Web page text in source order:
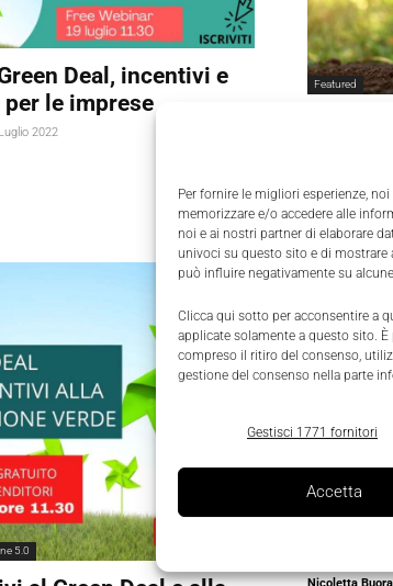
Per fornire le migliori esperienze,
memorizzare e/o accedere alle
noi e ai nostri partner di elaborare
univoci su questo sito e di
può influire negativamente su
Clicca qui sotto per acconsentire a
applicate solamente a questo sito.
compreso il ritiro del consenso,
gestione del consenso nella parte
Gestisci 1771 fornitori
Accetta
Deal, incentivi e
le imprese
2022
Featured
Green
di euro
La Redazione
5.0
Efficienza
Nicoletta Buora